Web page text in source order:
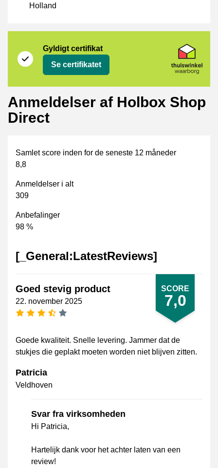
Holland
Gyldigt certifikat
Se certifikatet
Anmeldelser af Holbox Shop
Direct
Samlet score inden for de seneste 12 måneder
8,8
Anmeldelser i alt
309
Anbefalinger
98 %
[_General:LatestReviews]
SCORE
7,0
Goed stevig product
22. november 2025
[_General:NumberOfStarsPluralFormat]
Goede kwaliteit. Snelle levering. Jammer dat de
stukjes die geplakt moeten worden niet blijven zitten.
Patricia
Veldhoven
Svar fra virksomheden
Hi Patricia,
Hartelijk dank voor het achter laten van een
review!